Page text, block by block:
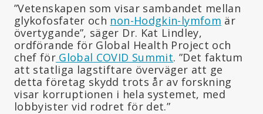
”Vetenskapen som visar sambandet mellan
glykofosfater och non-Hodgkin-lymfom är
övertygande”, säger Dr. Kat Lindley,
ordförande för Global Health Project och
chef förGlobal COVID Summit. ”Det faktum
att statliga lagstiftare överväger att ge
detta företag skydd trots år av forskning
visar korruptionen i hela systemet, med
lobbyister vid rodret för det.”